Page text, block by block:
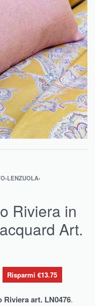
›LENZUOLA›
Riviera in
Art.
Risparmi €13.75
Riviera art. LN0476.